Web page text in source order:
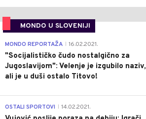
MONDO U SLOVENIJI
MONDO REPORTAŽA 16.02.2021.
"Socijalističko čudo nostalgično za
Jugoslavijom": Velenje je izgubilo naziv,
ali je u duši ostalo Titovo!
OSTALI SPORTOVI 14.02.2021.